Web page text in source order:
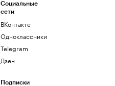
Социальные
сети
ВКонтакте
Одноклассники
Telegram
Дзен
Подписки